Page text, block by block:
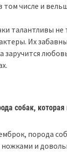
том числе и
талантливы не
Их
заручится
собак, которая
порода
и